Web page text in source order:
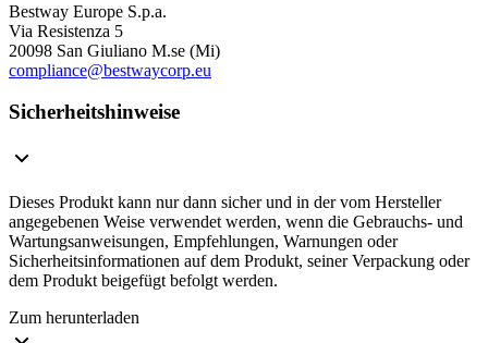
Bestway Europe S.p.a.
Via Resistenza 5
20098 San Giuliano M.se (Mi)
compliance@bestwaycorp.eu
Sicherheitshinweise
Dieses Produkt kann nur dann sicher und in der vom Hersteller
angegebenen Weise verwendet werden, wenn die Gebrauchs- und
Wartungsanweisungen, Empfehlungen, Warnungen oder
Sicherheitsinformationen auf dem Produkt, seiner Verpackung oder
dem Produkt beigefügt befolgt werden.
Zum herunterladen